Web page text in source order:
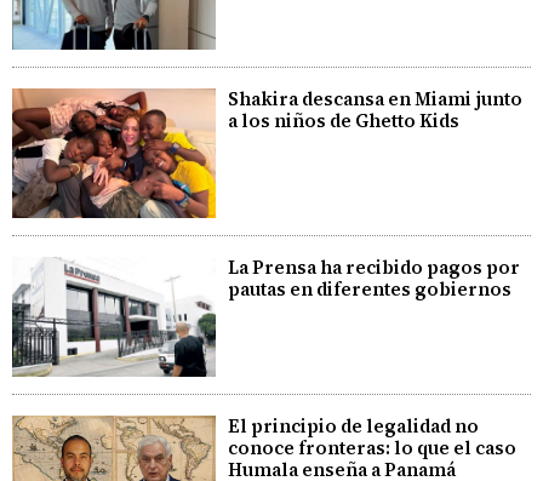
Shakira descansa en Miami junto
a los niños de Ghetto Kids
La Prensa ha recibido pagos por
pautas en diferentes gobiernos
El principio de legalidad no
conoce fronteras: lo que el caso
Humala enseña a Panamá